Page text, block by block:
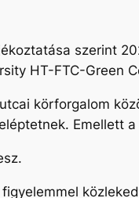
szerint
HT-FTC-Green
körforgalom
Emellett